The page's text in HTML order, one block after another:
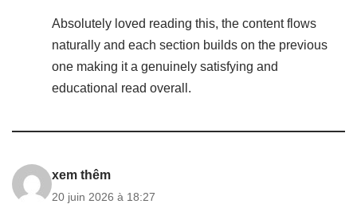
Absolutely loved reading this, the content flows
naturally and each section builds on the previous
one making it a genuinely satisfying and
educational read overall.
xem thêm
20 juin 2026 à 18:27